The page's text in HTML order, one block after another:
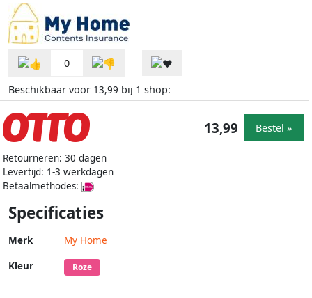
0
Beschikbaar voor 13,99 bij 1 shop:
Retourneren: 30 dagen
Levertijd: 1-3 werkdagen
Betaalmethodes:
13,99 Bestel »
Specificaties
Merk My Home
Kleur Roze